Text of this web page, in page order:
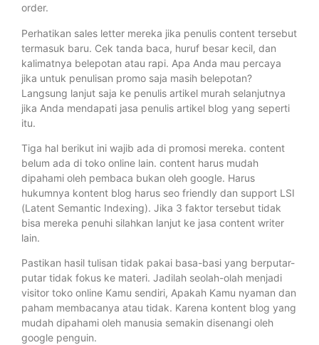
order.
Perhatikan sales letter mereka jika penulis content tersebut
termasuk baru. Cek tanda baca, huruf besar kecil, dan
kalimatnya belepotan atau rapi. Apa Anda mau percaya
jika untuk penulisan promo saja masih belepotan?
Langsung lanjut saja ke penulis artikel murah selanjutnya
jika Anda mendapati jasa penulis artikel blog yang seperti
itu.
Tiga hal berikut ini wajib ada di promosi mereka. content
belum ada di toko online lain. content harus mudah
dipahami oleh pembaca bukan oleh google. Harus
hukumnya kontent blog harus seo friendly dan support LSI
(Latent Semantic Indexing). Jika 3 faktor tersebut tidak
bisa mereka penuhi silahkan lanjut ke jasa content writer
lain.
Pastikan hasil tulisan tidak pakai basa-basi yang berputar-
putar tidak fokus ke materi. Jadilah seolah-olah menjadi
visitor toko online Kamu sendiri, Apakah Kamu nyaman dan
paham membacanya atau tidak. Karena kontent blog yang
mudah dipahami oleh manusia semakin disenangi oleh
google penguin.